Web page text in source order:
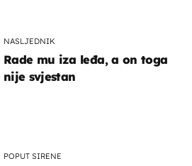
NASLJEDNIK
Rade mu iza leđa, a on toga
nije svjestan
POPUT SIRENE